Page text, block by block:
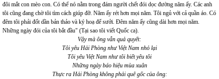
đôi mắt con mèo con. Có thể nó nằm trong đám người chết đói dọc đường năm ấy. Các anh
tôi cũng đang chờ tôi tìm cách giúp đỡ. Năm ấy rét hơn mọi năm. Tôi ngủ với cả quần áo. Có
đêm tôi phải đốt dần bản thảo và ký hoạ để sưởi. Đêm năm ấy cũng dài hơn mọi năm.
Những ngày đói của tôi bắt đầu" (Tại sao tôi viết Quốc ca).
Vậy mà ông vẫn quả quyết:
Tôi yêu Hải Phòng như Việt Nam nhỏ lại
Tôi yêu Việt Nam như tôi biết yêu tôi
Những ngày báo hiệu mùa xuân
Thực ra Hải Phòng không phải quê gốc của ông: